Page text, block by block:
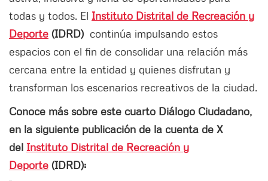
todas y todos. El Instituto Distrital de Recreación y
Deporte (IDRD) continúa impulsando estos
espacios con el fin de consolidar una relación más
cercana entre la entidad y quienes disfrutan y
transforman los escenarios recreativos de la ciudad.
Conoce más sobre este cuarto Diálogo Ciudadano,
en la siguiente publicación de la cuenta de X
del Instituto Distrital de Recreación y
Deporte (IDRD):